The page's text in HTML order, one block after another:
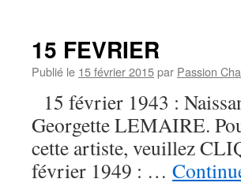
15 FEVRIER
Publié le 15 février 2015par Passion
15 février 1943 :
Georgette LEMAIRE.
cette artiste, veuillez
février 1949 : …